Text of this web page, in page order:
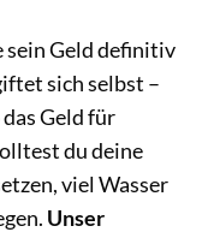
sein Geld definitiv
sich selbst –
Geld für
du deine
viel Wasser
Unser